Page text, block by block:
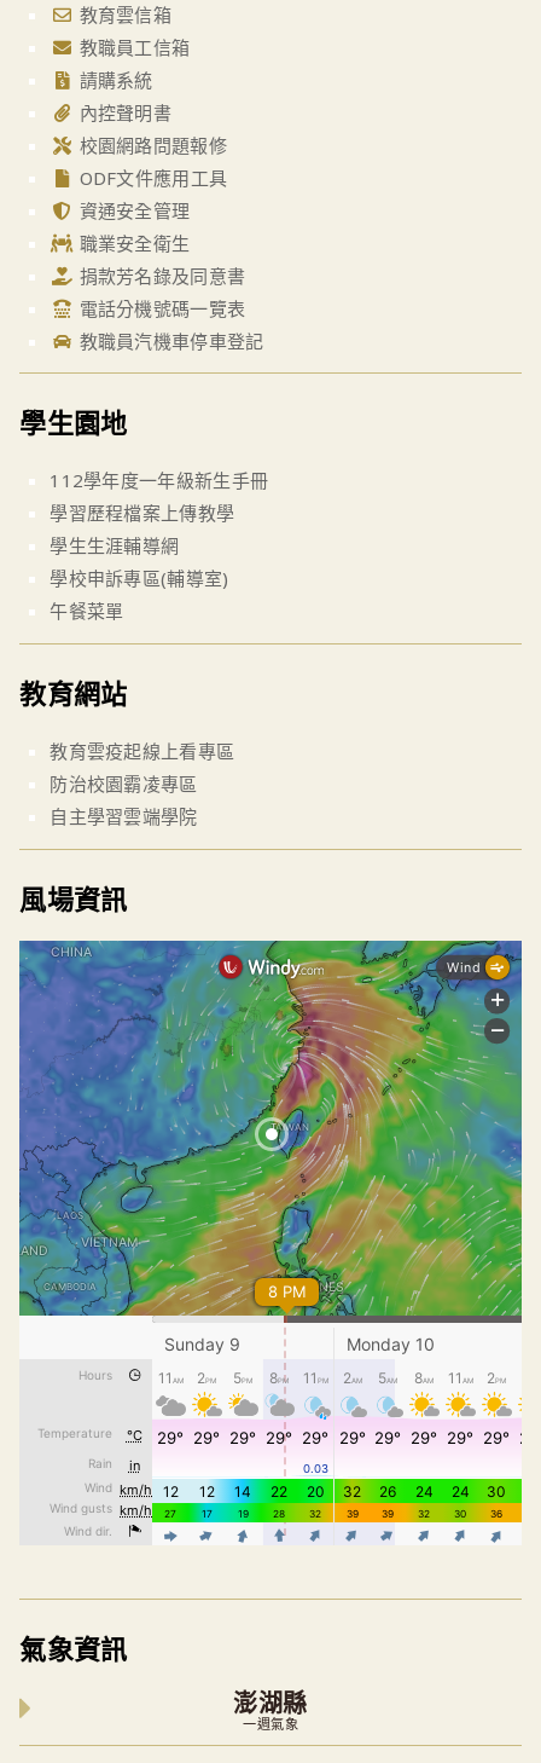
教育雲信箱
教職員工信箱
請購系統
內控聲明書
校園網路問題報修
ODF文件應用工具
資通安全管理
職業安全衛生
捐款芳名錄及同意書
電話分機號碼一覽表
教職員汽機車停車登記
學生園地
112學年度一年級新生手冊
學習歷程檔案上傳教學
學生生涯輔導網
學校申訴專區(輔導室)
午餐菜單
教育網站
教育雲疫起線上看專區
防治校園霸凌專區
自主學習雲端學院
風場資訊
氣象資訊
澎湖縣
一週氣象